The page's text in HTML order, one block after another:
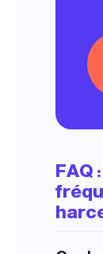
FAQ